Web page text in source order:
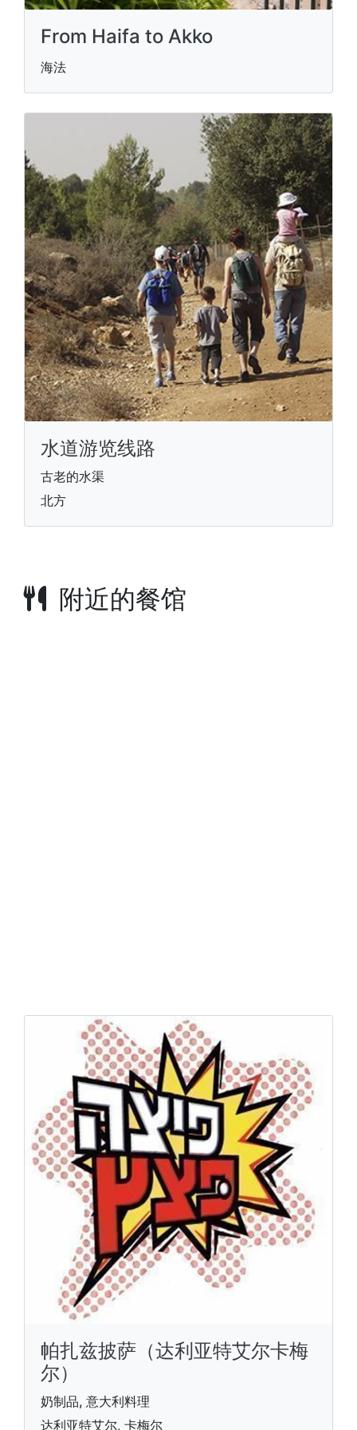
From Haifa to Akko
海法
水道游览线路
古老的水渠
北方
附近的餐馆
帕扎兹披萨（达利亚特艾尔卡梅
尔）
奶制品, 意大利料理
达利亚特艾尔, 卡梅尔